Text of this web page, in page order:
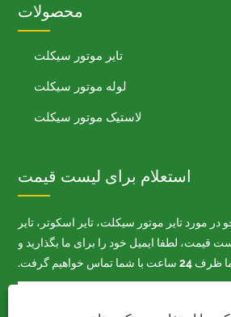
محصولات
تایر موتور سیکلت
لوله موتور سیکلت
لاستیک موتور سیکلت
استعلام برای لیست قیمت
مورد تایر موتور سیکلت، تایر اسکوتر، تایر
قیمت، لطفا ایمیل خود را برای ما بگذارید و
24 ساعت با شما تماس خواهیم گرفت.